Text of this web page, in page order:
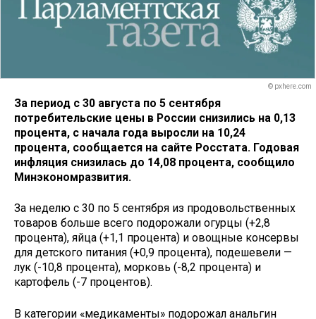
© pxhere.com
За период с 30 августа по 5 сентября
потребительские цены в России снизились на 0,13
процента, с начала года выросли на 10,24
процента, сообщается на сайте Росстата. Годовая
инфляция снизилась до 14,08 процента, сообщило
Минэкономразвития.
За неделю с 30 по 5 сентября из продовольственных
товаров больше всего подорожали огурцы (+2,8
процента), яйца (+1,1 процента) и овощные консервы
для детского питания (+0,9 процента), подешевели —
лук (-10,8 процента), морковь (-8,2 процента) и
картофель (-7 процентов).
В категории «медикаменты» подорожал анальгин